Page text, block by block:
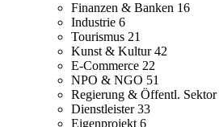
Finanzen & Banken 16
Industrie 6
Tourismus 21
Kunst & Kultur42
E-Commerce 22
NPO & NGO 51
Regierung & Öffentl. Sektor
Dienstleister33
Eigenprojekt 6